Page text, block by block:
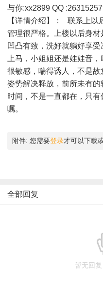
与你:xx2899 QQ
【详情介绍】： 联系上以
管理很严格。上楼以后身材
凹凸有致，洗好就躺好享
上马，小姐姐还是娃娃音
很敏感，喘得诱人，不是
姿势解决释放，前所未有
时间，不是一直都在，只
嘱。
附件: 您需要登录才可以下载
全部回复
暂无回